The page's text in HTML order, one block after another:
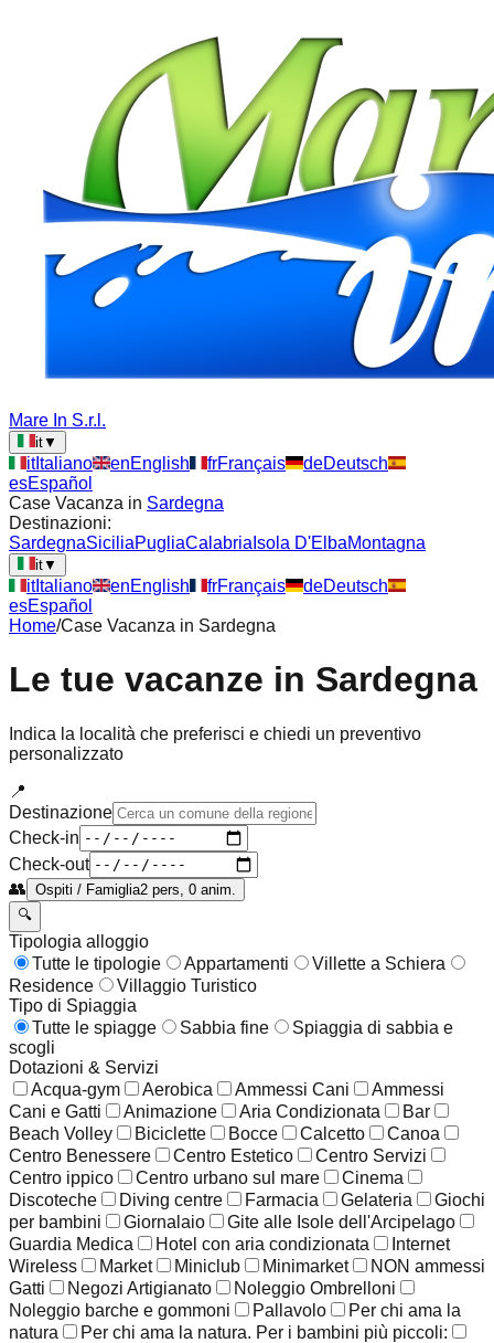
Mare In S.r.l.
it▼
itItaliano enEnglish frFrançais deDeutsch
esEspañol
Case Vacanza in Sardegna
Destinazioni:
SardegnaSiciliaPugliaCalabria Isola D'ElbaMontagna
it▼
itItaliano enEnglish frFrançais deDeutsch
esEspañol
Home/Case Vacanza in Sardegna
Le tue vacanze in Sardegna
Indica la località che preferisci e chiedi un preventivo
personalizzato
📍
Destinazione
Check-in
Check-out
👥 Ospiti / Famiglia2 pers, 0 anim.
🔍
Tipologia alloggio
Tutte le tipologie
Appartamenti
Villette a Schiera
Residence
Villaggio Turistico
Tipo di Spiaggia
Tutte le spiagge
Sabbia fine
Spiaggia di sabbia e
scogli
Dotazioni & Servizi
Acqua-gym
Aerobica Ammessi Cani
Ammessi
Cani e Gatti
Animazione Aria Condizionata
Bar
Beach Volley
Biciclette Bocce Calcetto
Canoa
Centro Benessere
Centro Estetico
Centro Servizi
Centro ippico
Centro urbano sul mare
Cinema
Discoteche
Diving centre Farmacia Gelateria
Giochi
per bambini
Giornalaio
Gite alle Isole dell'Arcipelago
Guardia Medica
Hotel con aria condizionata
Internet
Wireless
Market Miniclub Minimarket
NON ammessi
Gatti
Negozi Artigianato
Noleggio Ombrelloni
Noleggio barche e gommoni
Pallavolo
Per chi ama la
natura
Per chi ama la natura. Per i bambini più piccoli: